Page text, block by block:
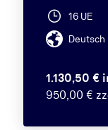
16 UE
Deutsch
1.130,50 €
950,00 €